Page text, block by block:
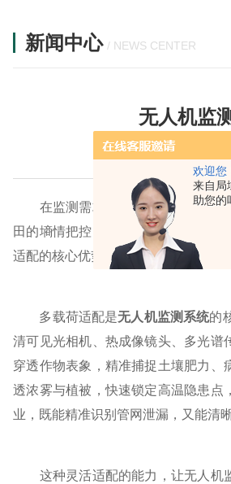
欢迎您
来自局
助您的
新闻中心 / NEWS CENTER
无人机监
在监测需求日益多元复杂的当下，
田的墒情把控，到山林火险的隐患
适配的核心优势，打破场景壁垒，以
多载荷适配是无人机监测系统的
清可见光相机、热成像镜头、多光谱
穿透作物表象，精准捕捉土壤肥力
透浓雾与植被，快速锁定高温隐患点
业，既能精准识别管网泄漏，又能清
这种灵活适配的能力，让无人机监